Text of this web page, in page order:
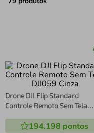
Drone DJI Flip Standard
Controle Remoto Sem Tela
194.198 pontos